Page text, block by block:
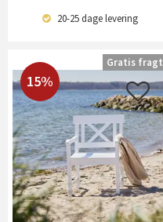
20-25 dagelevering
15%
Gratis fragt